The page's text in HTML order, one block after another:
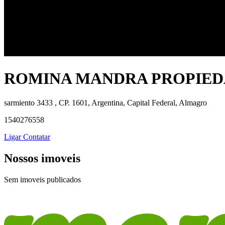
ROMINA MANDRA
sarmiento 3433 , CP. 1601, Argentina, Capital Federal, Almagro
1540276558
LigarContatar
Nossos imoveis
Sem imoveis publicados